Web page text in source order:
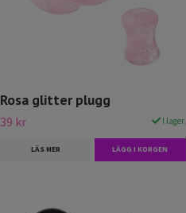
Rosa glitter plugg
39 kr I lager.
LÄS MER LÄGG I KORGEN